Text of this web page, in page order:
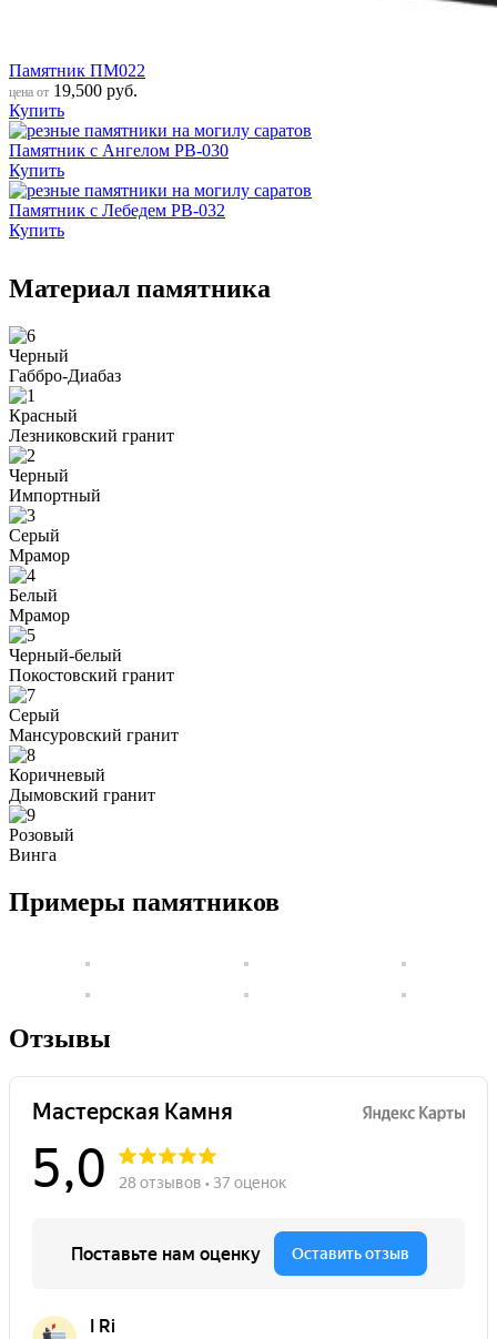
Памятник ПМ022
цена от 19,500 руб.
Купить
Памятник с Ангелом РВ-030
Купить
Памятник с Лебедем РВ-032
Купить
Материал памятника
Черный
Габбро-Диабаз
Красный
Лезниковский гранит
Черный
Импортный
Серый
Мрамор
Белый
Мрамор
Черный-белый
Покостовский гранит
Серый
Мансуровский гранит
Коричневый
Дымовский гранит
Розовый
Винга
Примеры памятников
Отзывы